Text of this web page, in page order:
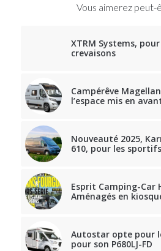
Vous aimerez peut-
XTRM Systems,
crevaisons
Campérêve
l’espace mis en
Nouveauté 2025,
610, pour les sportifs
Esprit Camping-Car
Aménagés en
Autostar opte pour
pour son P680LJ-FD